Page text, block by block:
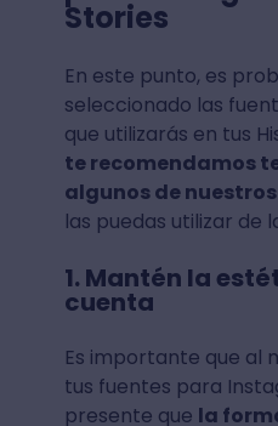
Stories
En este punto, es
seleccionado las
que utilizarás en tus
te recomendamos
algunos de
las puedas utilizar de
1. Mantén la
cuenta
Es importante que al
tus fuentes para
presente que la